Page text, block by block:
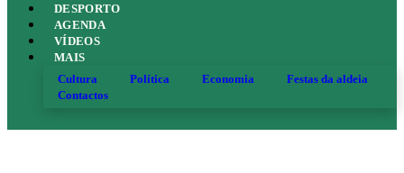
DESPORTO
AGENDA
VÍDEOS
MAIS
Cultura
Política Economia
Festas da aldeia
Contactos